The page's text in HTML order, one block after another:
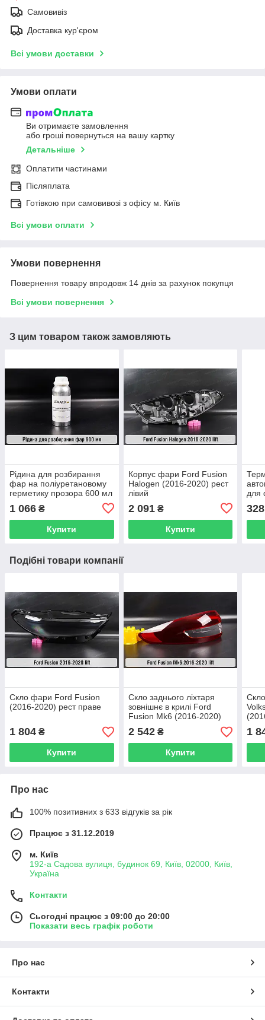
Самовивіз
Доставка кур'єром
Всі умови доставки
Умови оплати
Ви отримаєте замовлення
або гроші повернуться на вашу картку
Детальніше
Оплатити частинами
Післяплата
Готівкою при самовивозі з офісу м. Київ
Всі умови оплати
Умови повернення
Повернення товару впродовж 14 днів за рахунок покупця
Всі умови повернення
З цим товаром також замовляють
Рідина для розбирання
фар на поліуретановому
герметику прозора 600 мл
1 066 ₴
Купити
Корпус фари Ford Fusion
Halogen (2016-2020) рест
лівий
2 091₴
Купити
для
328
Подібні товари компанії
Скло фари Ford Fusion
(2016-2020) рест праве
1 804 ₴
Купити
Скло заднього ліхтаря
зовнішнє в крилі Ford
Fusion Mk6 (2016-2020)
рест ліве
2 542₴
Купити
1
Про нас
100% позитивних з 633 відгуків за рік
Працює з 31.12.2019
м. Київ
192-а Садова вулиця, будинок 69, Київ, 02000, Київ,
Україна
Контакти
Сьогодні працює з 09:00 до 20:00
Показати весь графік роботи
Про нас
Контакти